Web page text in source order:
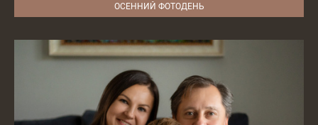
ОСЕННИЙ ФОТОДЕНЬ